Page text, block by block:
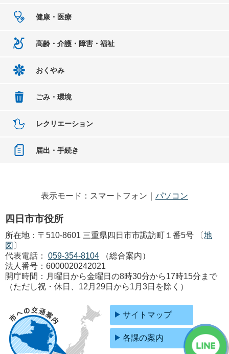
健康・医療
高齢・介護・障害・福祉
おくやみ
ごみ・環境
レクリエーション
届出・手続き
表示モード：スマートフォン｜ パソコン
四日市市役所
所在地：〒510-8601 三重県四日市市諏訪町１番5号 〔地
図 〕
代表電話：
059-354-8104
（総合案内）
法人番号：6000020242021
開庁時間：月曜日から金曜日の8時30分から17時15分まで
（ただし祝・休日、12月29日から1月3日を除く）
サイトマップ
各課の案内